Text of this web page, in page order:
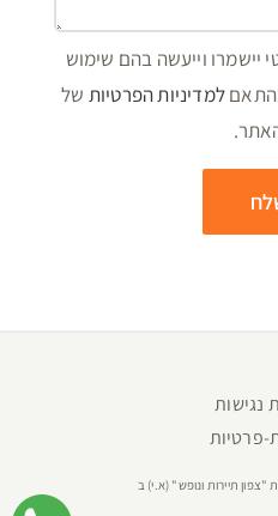
יישמרו וייעשה בהם שימוש
למדיניות הפרטיות של
נגישות
פרטיות
"צפון תיירות ונופש" (א.י) ב